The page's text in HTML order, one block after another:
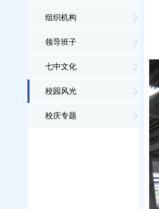
组织机构
领导班子
七中文化
校园风光
校庆专题